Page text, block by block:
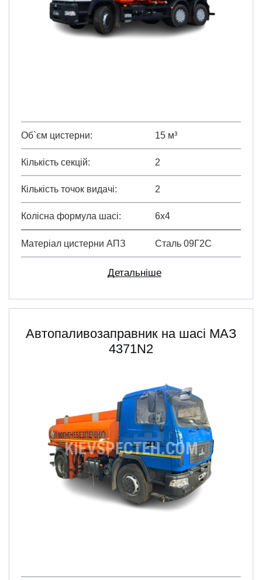
Об`єм цистерни 15 м³
Кількість секцій 2
Кількість точок видачі 2
Колісна формула шасі 6х4
Матеріал цистерни АПЗ Сталь 09Г2С
Детальніше
Автопаливозаправник на шасі МАЗ
4371N2